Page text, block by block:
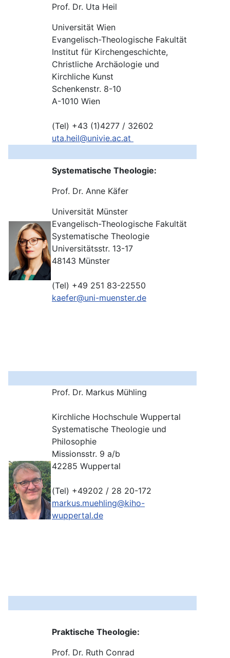
Prof. Dr. Uta Heil
Universität Wien
Evangelisch-Theologische Fakultät
Institut für Kirchengeschichte,
Christliche Archäologie und
Kirchliche Kunst
Schenkenstr. 8-10
A-1010 Wien
(Tel) +43 (1)4277 / 32602
uta.heil@univie.ac.at
Systematische Theologie:
Prof. Dr. Anne Käfer
Universität Münster
Evangelisch-Theologische Fakultät
Systematische Theologie
Universitätsstr. 13-17
48143 Münster
(Tel) +49 251 83-22550
kaefer@uni-muenster.de
Prof. Dr. Markus Mühling
Kirchliche Hochschule Wuppertal
Systematische Theologie und
Philosophie
Missionsstr. 9 a/b
42285 Wuppertal
(Tel) +49202 / 28 20-172
markus.muehling@kiho-
wuppertal.de
Praktische Theologie:
Prof. Dr. Ruth Conrad